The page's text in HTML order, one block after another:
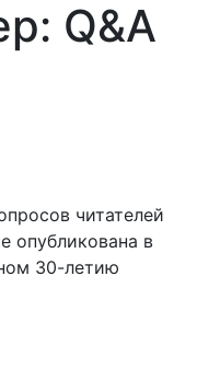
Q&A
читателей
опубликована в
30-летию